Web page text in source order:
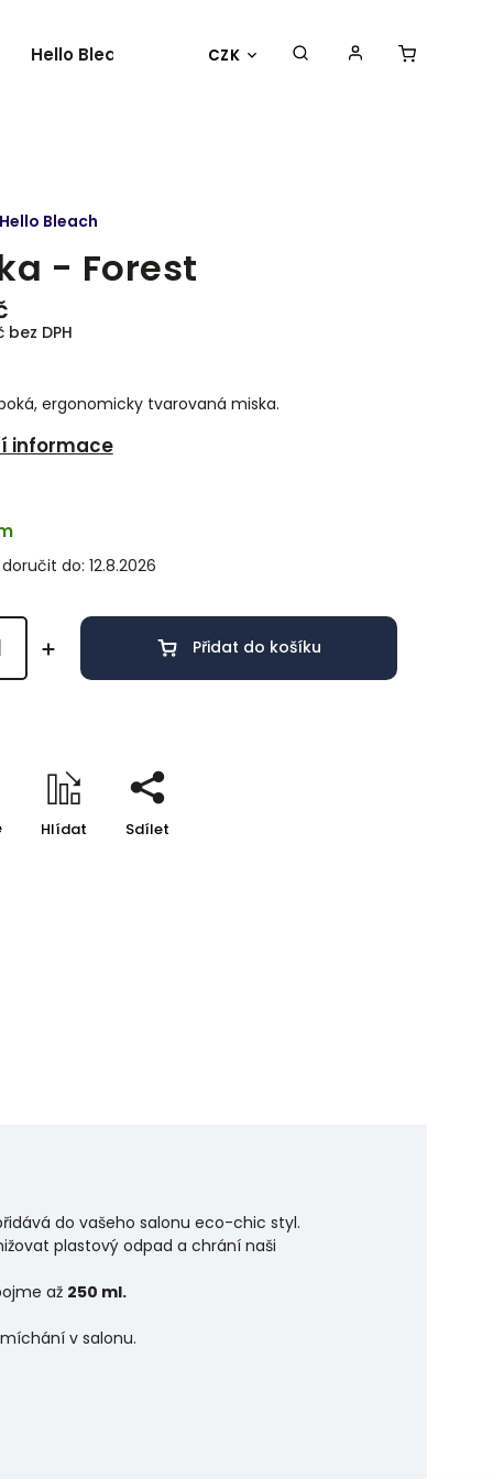
CZK
Hello Bleach O nás Kontakty
- Forest
bez DPH
ergonomicky tvarovaná miska.
informace
Bleach
do: 12.8.2026
Přidat do košíku
Hlídat Sdílet
do vašeho salonu eco-chic styl.
plastový odpad a chrání naši
až 250 ml.
v salonu.